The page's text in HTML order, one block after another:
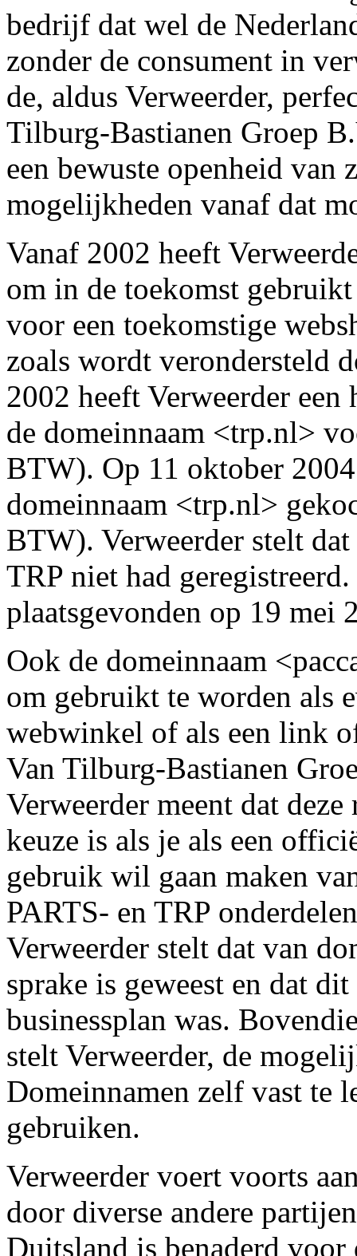
bedrijf dat wel de
zonder de consument in
de, aldus Verweerder,
Tilburg-Bastianen Groep
een bewuste openheid van
mogelijkheden vanaf dat
Vanaf 2002 heeft
om in de toekomst
voor een toekomstige
zoals wordt verondersteld
2002 heeft Verweerder
de domeinnaam <trp.nl>
BTW). Op 11 oktober
domeinnaam <trp.nl>
BTW). Verweerder stelt
TRP niet had
plaatsgevonden op 19 mei
Ook de domeinnaam
om gebruikt te worden als
webwinkel of als een link
Van Tilburg-Bastianen
Verweerder meent dat
keuze is als je als een
gebruik wil gaan maken
PARTS- en TRP
Verweerder stelt dat van
sprake is geweest en dat
businessplan was.
stelt Verweerder, de
Domeinnamen zelf vast te
gebruiken.
Verweerder voert voorts
door diverse andere
Duitsland is benaderd